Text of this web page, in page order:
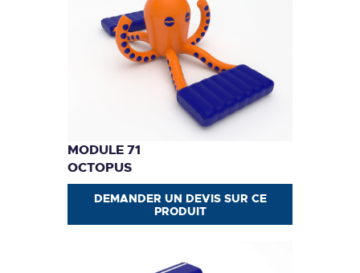
MODULE 71
OCTOPUS
DEMANDER UN DEVIS SUR CE
PRODUIT